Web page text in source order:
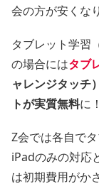
会の方が安くな
タブレット学習
の場合にはタブ
ャレンジタッチ
トが実質無料に！
Z会では各自で
iPadのみの対応
は初期費用がか